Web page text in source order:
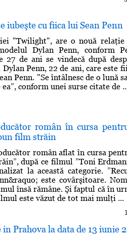
iubeşte cu fiica lui Sean Penn
"Twilight", are o nouă relaţie
Dylan Penn, conform
de ani se vindecă după
Penn, 22 de ani, care este
Penn. "Se întâlnesc de o lună
conform unei surse citate de
român în cursa
film străin
român aflat în cursa
după ce filmul ”Toni
la această categorie.
este covârşitoare.
însă rămâne. Şi faptul că în
este văzut de tot mai mulţi ...
Prahova la data de 13 iunie